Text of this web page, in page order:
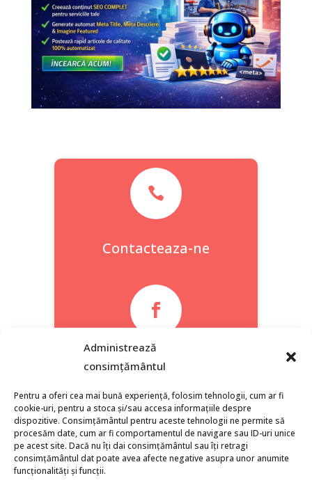
Administrează
consimțământul
Pentru a oferi cea mai bună experiență, folosim tehnologii, cum ar fi
cookie-uri, pentru a stoca și/sau accesa informațiile despre
dispozitive. Consimțământul pentru aceste tehnologii ne permite să
procesăm date, cum ar fi comportamentul de navigare sau ID-uri unice
pe acest site. Dacă nu îți dai consimțământul sau îți retragi
consimțământul dat poate avea afecte negative asupra unor anumite
funcționalități și funcții.

Contacteaza-ne

Facebook